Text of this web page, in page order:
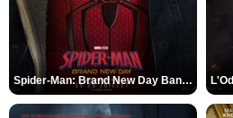
Spider-Man: Brand New Day Bande-annonce VO STFR